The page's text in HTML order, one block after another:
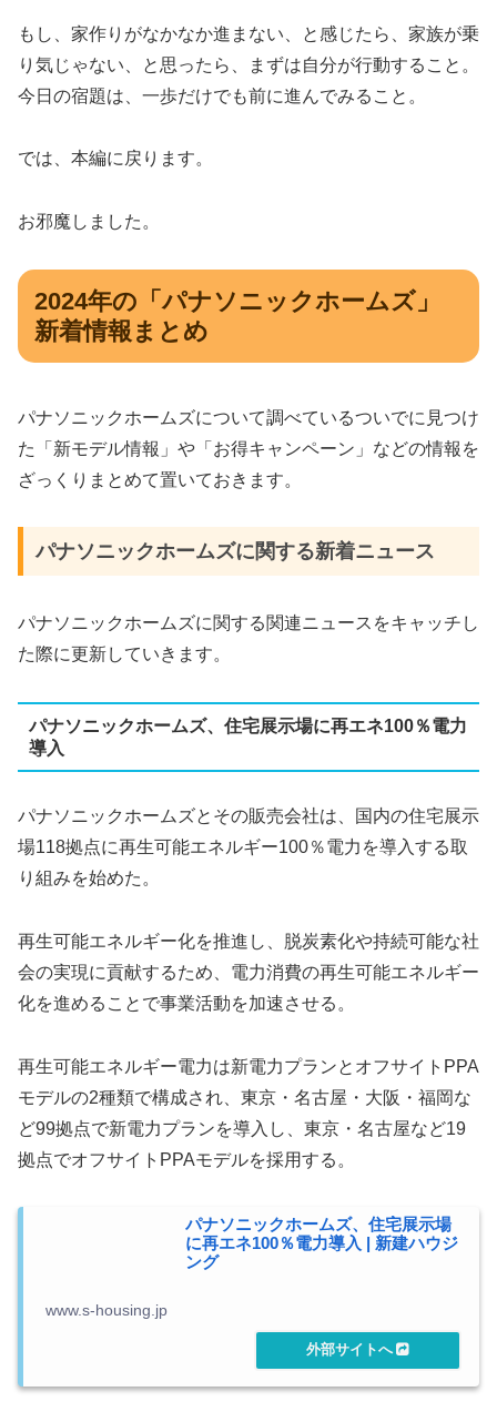
もし、家作りがなかなか進まない、と感じたら、家族が乗
り気じゃない、と思ったら、まずは自分が行動すること。
今日の宿題は、一歩だけでも前に進んでみること。
では、本編に戻ります。
お邪魔しました。
2024年の「パナソニックホームズ​​」
新着情報まとめ
パナソニックホームズ​​について調べているついでに見つけ
た「新モデル情報」や「お得キャンペーン」などの情報を
ざっくりまとめて置いておきます。
パナソニックホームズ​​に関する新着ニュース
パナソニックホームズ​​に関する関連ニュースをキャッチし
た際に更新していきます。
パナソニックホームズ、住宅展示場に再エネ100％電力
導入
パナソニックホームズとその販売会社は、国内の住宅展示
場118拠点に再生可能エネルギー100％電力を導入する取
り組みを始めた。
再生可能エネルギー化を推進し、脱炭素化や持続可能な社
会の実現に貢献するため、電力消費の再生可能エネルギー
化を進めることで事業活動を加速させる。
再生可能エネルギー電力は新電力プランとオフサイトPPA
モデルの2種類で構成され、東京・名古屋・大阪・福岡な
ど99拠点で新電力プランを導入し、東京・名古屋など19
拠点でオフサイトPPAモデルを採用する。
パナソニックホームズ、住宅展示場
に再エネ100％電力導入 | 新建ハウジ
ング
www.s-housing.jp